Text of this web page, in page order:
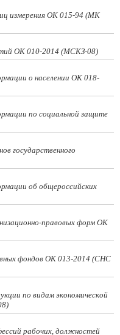
измерения ОК 015-94 (МК
ОК 010-2014 (МСКЗ-08)
о населении ОК 018-
по социальной защите
государственного
об общероссийских
правовых форм ОК
фондов ОК 013-2014 (СНС
по видам экономической
рабочих, должностей